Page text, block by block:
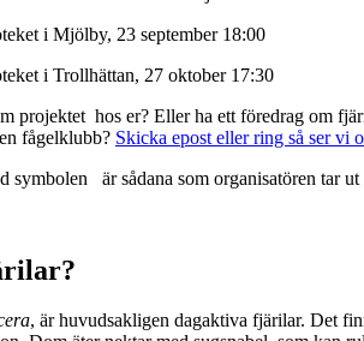
i Mjölby, 23 september 18:00
i Trollhättan, 27 oktober 17:30
projektet hos er? Eller ha ett föredrag om
fågelklubb? Skicka epost eller ring så ser vi
symbolen
är sådana som organisatören tar
, är huvudsakligen dagaktiva fjärilar. Det